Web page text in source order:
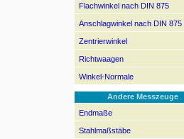
Flachwinkel nach DIN 875
Anschlagwinkel nach DIN 875
Zentrierwinkel
Richtwaagen
Winkel-Normale
Andere Messzeuge
Endmaße
Stahlmaßstäbe